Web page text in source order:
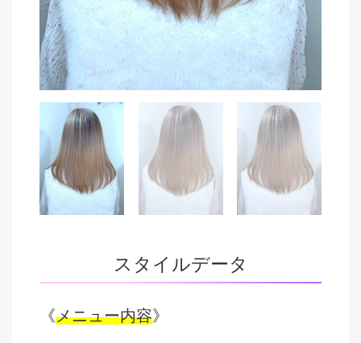
スタイルデータ
《メニュー内容》